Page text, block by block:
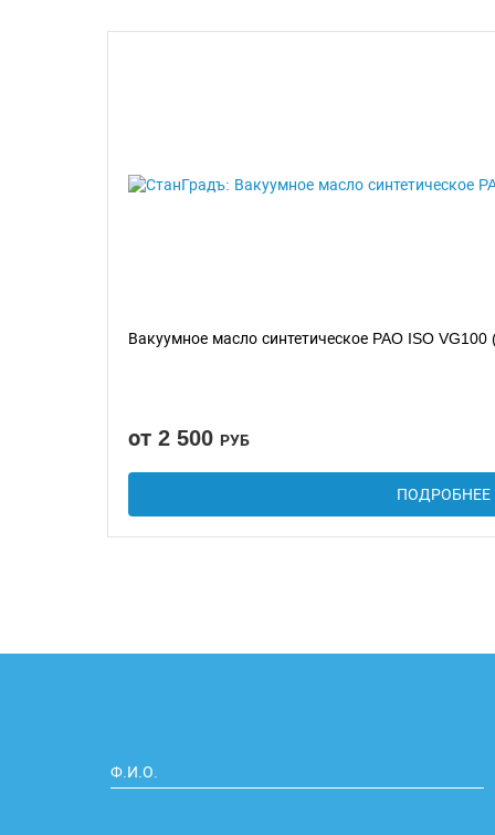
Вакуумное масло синтетическое PAO ISO VG100
от 2 500 РУБ
ПОДРОБНЕЕ